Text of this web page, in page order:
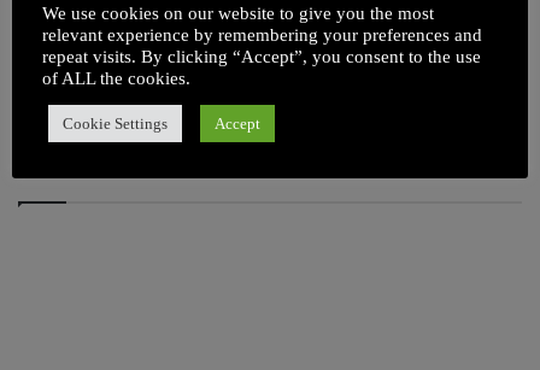
अयोध्या साठी पायी निघालेल्या ' शबनम ' ला मुस्लिम
महिलांकडून त्रास
We use cookies on our website to give you the most
relevant experience by remembering your preferences and
repeat visits. By clicking “Accept”, you consent to the use
of ALL the cookies.
Cookie Settings Accept